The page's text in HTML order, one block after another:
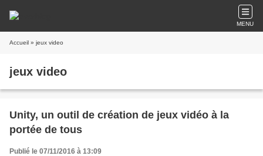
MENU
Accueil » jeux video
jeux video
Unity, un outil de création de jeux vidéo à la
portée de tous
Publié le 07/11/2016 à 13:09